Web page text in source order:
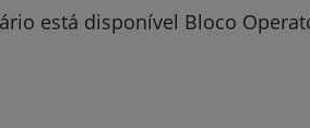
Clientes e
está disponível Bloco